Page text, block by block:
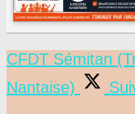
CFDT Sémitan
Nantaise)